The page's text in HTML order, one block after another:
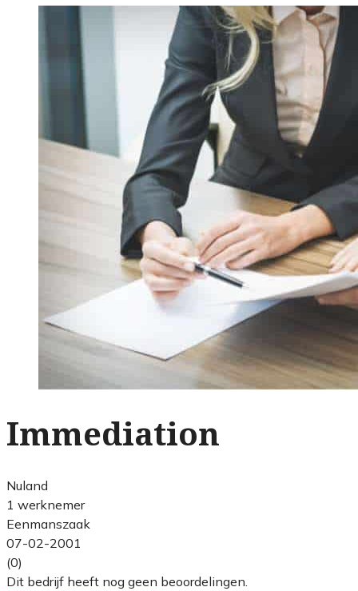
Immediation
Nuland
1 werknemer
Eenmanszaak
07-02-2001
(0)
Dit bedrijf heeft nog geen beoordelingen.